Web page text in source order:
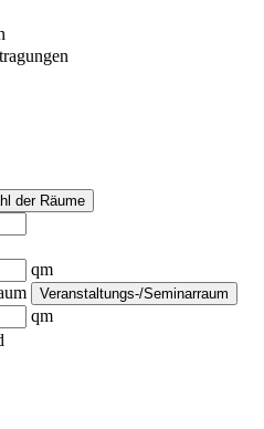
der Räume
qm
Veranstaltungs-/Seminarraum
qm